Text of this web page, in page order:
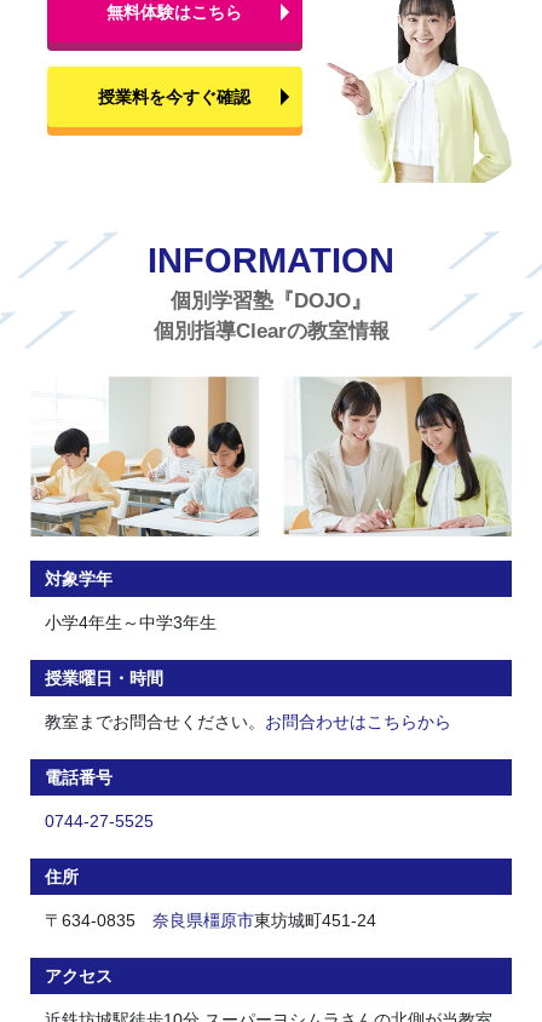
無料体験はこちら
授業料を今すぐ確認
INFORMATION
個別学習塾『DOJO』
個別指導Clearの教室情報
対象学年
小学4年生～中学3年生
授業曜日・時間
教室までお問合せください。 お問合わせはこちらから
電話番号
0744-27-5525
住所
〒634-0835 奈良県橿原市東坊城町451-24
アクセス